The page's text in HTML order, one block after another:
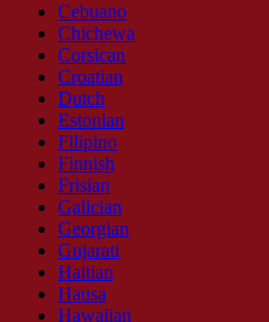
Cebuano
Chichewa
Corsican
Croatian
Dutch
Estonian
Filipino
Finnish
Frisian
Galician
Georgian
Gujarati
Haitian
Hausa
Hawaiian